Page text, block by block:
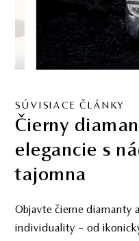
SÚVISIACE ČLÁNKY
Čierny
elegancie s
tajomna
Objavte čierne diamanty
individuality – od